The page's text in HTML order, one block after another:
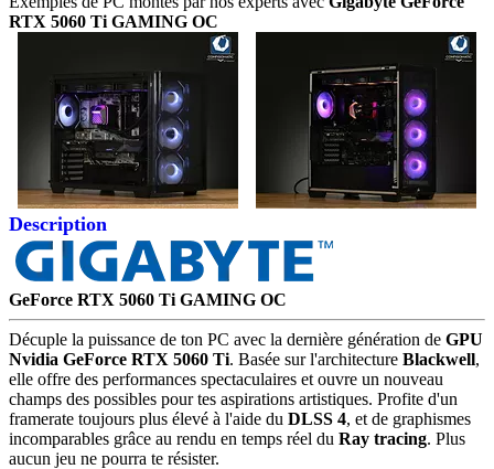
RTX 5060 Ti GAMING OC
Description
GeForce RTX 5060 Ti GAMING OC
Décuple la puissance de ton PC avec la dernière génération de GPU
Nvidia GeForce RTX 5060 Ti. Basée sur l'architecture Blackwell,
elle offre des performances spectaculaires et ouvre un nouveau
champs des possibles pour tes aspirations artistiques. Profite d'un
framerate toujours plus élevé à l'aide du DLSS 4, et de graphismes
incomparables grâce au rendu en temps réel du Ray tracing. Plus
aucun jeu ne pourra te résister.